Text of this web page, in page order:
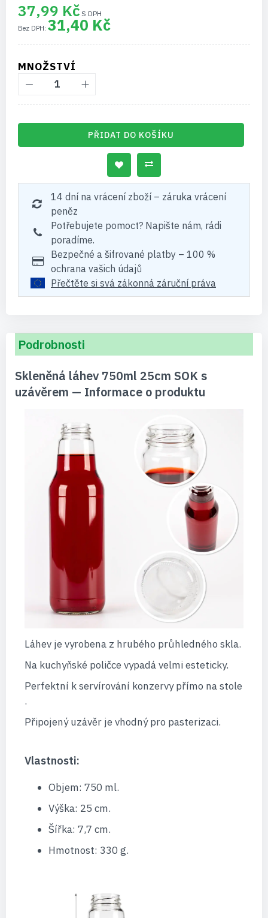
37,99 Kč
31,40 Kč
MNOŽSTVÍ
PŘIDAT DO KOŠÍKU
14 dní na vrácení zboží – záruka vrácení
peněz
Potřebujete pomoct? Napište nám, rádi
poradíme.
Bezpečné a šifrované platby – 100 %
ochrana vašich údajů
Přečtěte si svá zákonná záruční práva
Podrobnosti
Skleněná láhev 750ml 25cm SOK s
uzávěrem — Informace o produktu
Láhev je vyrobena z hrubého průhledného skla.
Na kuchyňské poličce vypadá velmi esteticky.
Perfektní k servírování konzervy přímo na stole
.
Připojený uzávěr je vhodný pro pasterizaci.
Vlastnosti:
Objem: 750 ml.
Výška: 25 cm.
Šířka: 7,7 cm.
Hmotnost: 330 g.